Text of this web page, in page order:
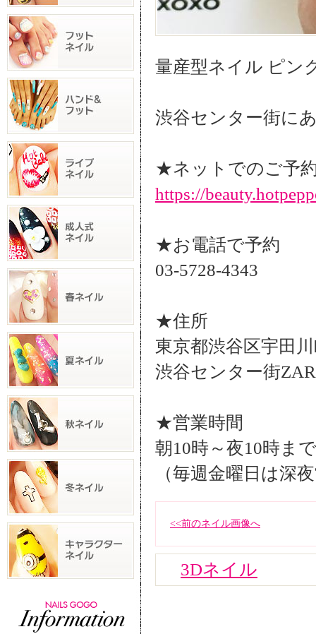
量産型ネイル ピン
渋谷センター街に
★ネットでのご予
https://
★お電話で予約
03-5728-4343
★住所
東京都渋谷区宇田
渋谷センター街
★営業時間
朝10時～夜10時ま
（毎週金曜日は深
<<前のネイル画像へ
3Dネイル